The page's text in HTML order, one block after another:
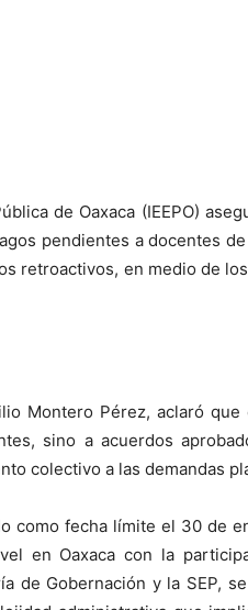
de Oaxaca (IEEPO)
pendientes a docentes
retroactivos, en medio de
Montero Pérez, aclaró
sino a acuerdos
colectivo a las demandas
como fecha límite el 30 de
en Oaxaca con la
de Gobernación y la SEP,